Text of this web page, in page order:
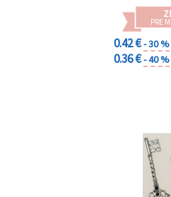
PRE
0.42 €- 30 %
0.36 €- 40 %